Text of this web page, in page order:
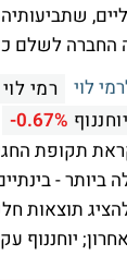
החברה לשלם
לוי
רמי לוי
יוחננוף -0.67%
תקופת
-
תוצאות
יוחננוף